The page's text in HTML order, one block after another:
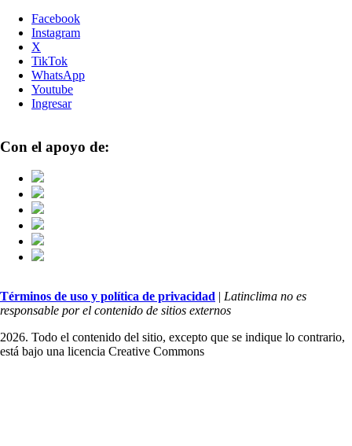
Facebook
Instagram
X
TikTok
WhatsApp
Youtube
Ingresar
Con el apoyo de:
Términos de uso y política de privacidad | Latinclima no es
responsable por el contenido de sitios externos
2026. Todo el contenido del sitio, excepto que se indique lo contrario,
está bajo una licencia Creative Commons